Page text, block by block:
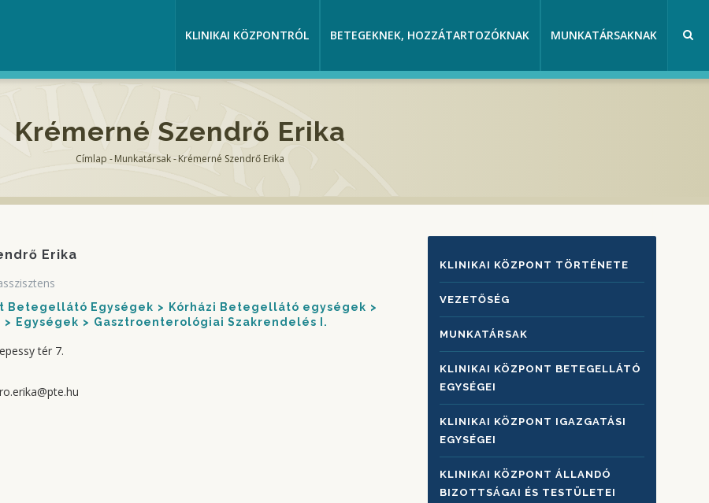
KLINIKAI KÖZPONTRÓL BETEGEKNEK, HOZZÁTARTOZÓKNAK MUNKATÁRSAKNAK
Krémerné Szendrő Erika
Címlap - Munkatársak -Krémerné Szendrő Erika
Erika
Betegellátó Egységek
Kórházi Betegellátó egységek
Egységek Gasztroenterológiai Szakrendelés I.
tér 7.
KLINIKAI
KÖZPONTRÓL
KLINIKAI KÖZPONT TÖRTÉNETE
VEZETŐSÉG
MUNKATÁRSAK
KLINIKAI KÖZPONT BETEGELLÁTÓ
EGYSÉGEI
KLINIKAI KÖZPONT IGAZGATÁSI
EGYSÉGEI
KLINIKAI KÖZPONT ÁLLANDÓ
BIZOTTSÁGAI ÉS TESTÜLETEI